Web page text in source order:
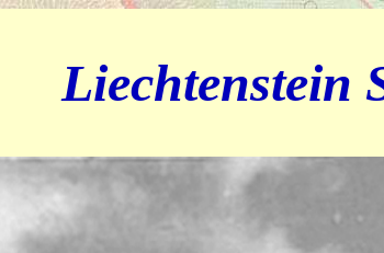
Liechtenstein